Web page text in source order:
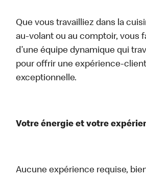
Que vous travailliez dans la
au-volant ou au comptoir, vous
d’une équipe dynamique qui
pour offrir une expérience-client
exceptionnelle.
Votre énergie et votre
Aucune expérience requise,